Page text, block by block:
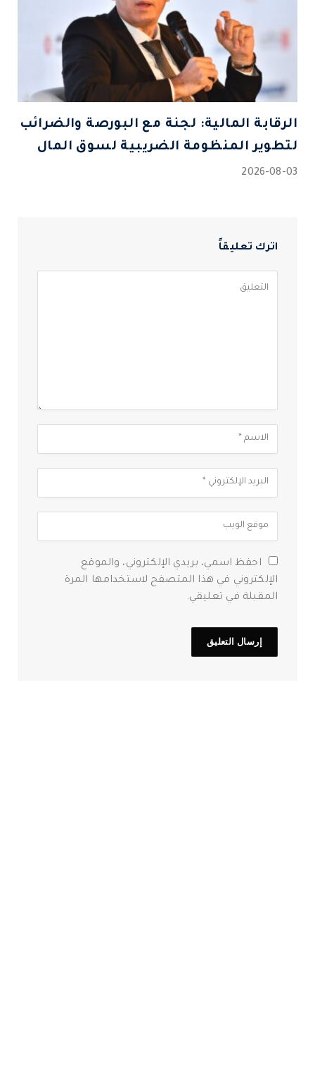
الرقابة المالية: لجنة مع البورصة والضرائب
لتطوير المنظومة الضريبية لسوق المال
2026-08-03
اترك تعليقاً
احفظ اسمي، بريدي الإلكتروني، والموقع
الإلكتروني في هذا المتصفح لاستخدامها المرة
المقبلة في تعليقي.